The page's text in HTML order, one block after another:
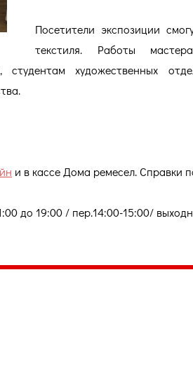
Посетители экспозиции
текстиля. Работы
студентам художественных
и в кассе Дома ремесел. Справки
до 19:00 / пер.14:00-15:00/